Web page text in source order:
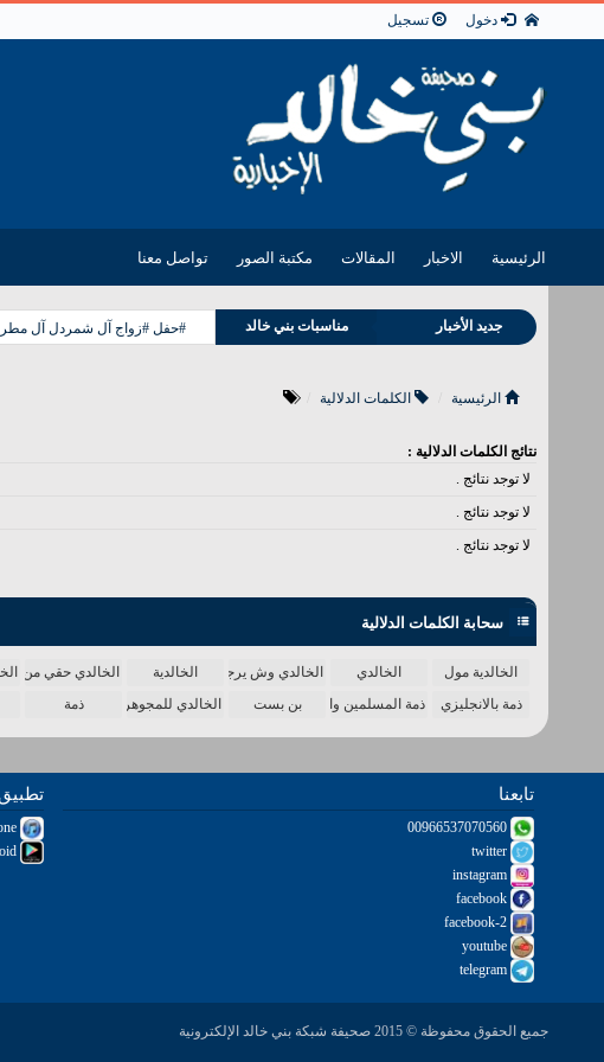
دخول تسجيل
الرئيسية الاخبار المقالات مكتبة الصور تواصل معنا
جديد الأخبار
وفيات بني خالد
مناسبات بني خالد #حفل #زواج آل شمردل آل مطر
الرئيسية الكلمات الدلالية
نتائج الكلمات الدلالية :
لا توجد نتائج .
لا توجد نتائج .
لا توجد نتائج .
سحابة الكلمات الدلالية
الخالدية مول الخالدي الخالدي وش يرجع الخالدية الخالدي حقي من
ذمة بالانجليزي
ذمة المسلمين واحدة بن بست الخالدي للمجوهرات ذمة
تابعنا
جميع الحقوق محفوظة © 2015 صحيفة شبكة بني خالد الإلكترونية